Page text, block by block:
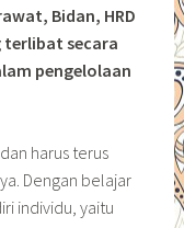
Bidan, HRD
terlibat secara
pengelolaan
harus terus
Dengan belajar
individu, yaitu